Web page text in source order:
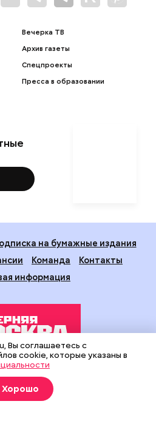
Вечерка ТВ
Архив газеты
Спецпроекты
Пресса в образовании
на бумажные издания
Команда
Контакты
информация
поддержке Департамента
и рекламы города Москвы.
технологии
предоставления информации
Вы соглашаетесь с
cookie, которые указаны в
Хорошо